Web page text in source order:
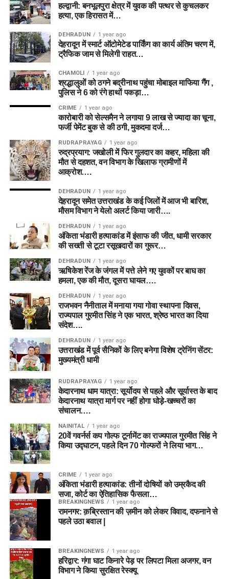
हल्द्वानी: बनभूलपुरा क्षेत्र में युवक की पत्थर से कुचलकर
हत्या, एक हिरासत में…
DEHRADUN 1 year ago
देहरादून में स्मार्ट ऑटोमेटेड पार्किंग का कार्य अंतिम चरण में,
ट्रैफिक जाम से मिलेगी राहत…
CHAMOLI 1 year ago
श्रद्धालुओं को ठगने बद्रीनाथ पहुंचा मोबाइल माफिया गैंग ,
पुलिस ने 6 को रंगे हाथों पकड़ा…
CRIME 1 year ago
कारोबारी को सेल्समैन ने लगाया 9 लाख से ज्यादा का चूना,
फर्जी पेमेंट बुक से की ठगी, मुकदमा दर्ज…
RUDRAPRAYAG 1 year ago
रुद्रप्रयाग: जखोली में फिर गुलदार का कहर, महिला की
मौत से दहशत, वन विभाग के खिलाफ ग्रामीणों में
आक्रोश….
DEHRADUN 1 year ago
देहरादून समेत उत्तराखंड के कई जिलों में आज भी बारिश,
मौसम विभाग ने येलो अलर्ट किया जारी….
DEHRADUN 1 year ago
अंकिता भंडारी हत्याकांड में इंसाफ की जीत, धामी सरकार
की सख्ती से टूटा रसूखदारों का गुरूर…
DEHRADUN 1 year ago
ऋषिकेश रेंज के जंगल में पत्ते लेने गए युवकों पर बाघ का
हमला, एक की मौत, दूसरा घायल….
DEHRADUN 1 year ago
राजभवन नैनीताल में मनाया गया गोवा स्थापना दिवस,
राज्यपाल गुरमीत सिंह ने एक भारत, श्रेष्ठ भारत का दिया
संदेश….
DEHRADUN 1 year ago
उत्तराखंड में पूर्व सैनिकों के लिए बनेगा विशेष ट्रेनिंग सेंटर:
मुख्यमंत्री धामी
RUDRAPRAYAG 1 year ago
केदारनाथ धाम यात्रा: सूर्योदय से पहले और सूर्यास्त के बाद
केदारनाथ यात्रा मार्ग पर नहीं होगा घोड़े-खच्चरों का
संचालन….
NAINITAL 1 year ago
20वें गवर्नर्स कप गोल्फ टूर्नामेंट का राज्यपाल गुरमीत सिंह ने
किया उद्घाटन, पहले दिन 70 गोल्फरों ने लिया भाग…
CRIME 1 year ago
अंकिता भंडारी हत्याकांड: तीनों दोषियों को उम्रकैद की
सजा, कोर्ट का ऐतिहासिक फैसला…
BREAKINGNEWS 1 year ago
रामनगर: क़ब्रिस्तान की ज़मीन को लेकर विवाद, दफनाने से
पहले उठा बवाल |
BREAKINGNEWS 1 year ago
हरिद्वार: गंगा घाट किनारे पेड़ पर लिपटा मिला अजगर, वन
विभाग ने किया सुरक्षित रेस्क्यू